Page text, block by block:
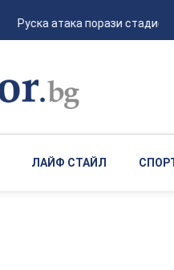
Руска атака порази стадион
ЛАЙФ СТАЙЛ